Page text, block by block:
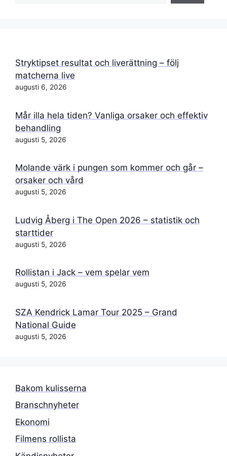
Stryktipset resultat och liverättning – följ
matcherna live
augusti 6, 2026
Mår illa hela tiden? Vanliga orsaker och effektiv
behandling
augusti 5, 2026
Molande värk i pungen som kommer och går –
orsaker och vård
augusti 5, 2026
Ludvig Åberg i The Open 2026 – statistik och
starttider
augusti 5, 2026
Rollistan i Jack – vem spelar vem
augusti 5, 2026
SZA Kendrick Lamar Tour 2025 – Grand
National Guide
augusti 5, 2026
Bakom kulisserna
Branschnyheter
Ekonomi
Filmens rollista